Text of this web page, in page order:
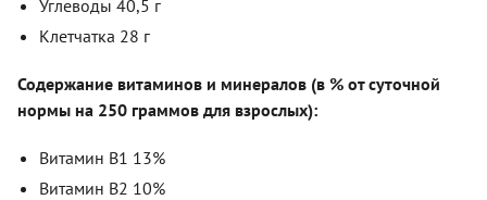
Углеводы 40,5 г
Клетчатка 28 г
Содержание витаминов и минералов (в % от суточной
нормы на 250 граммов для взрослых):
Витамин В1 13%
Витамин В2 10%